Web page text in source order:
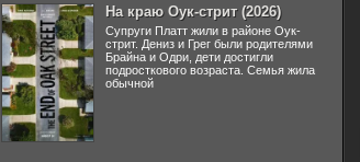
На краю Оук-стрит (2026)
Супруги Платт жили в районе Оук-
стрит. Дениз и Грег были родителями
Брайна и Одри, дети достигли
подросткового возраста. Семья жила
обычной